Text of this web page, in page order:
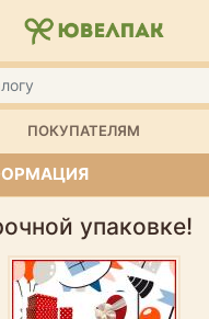
ПОКУПАТЕЛЯМ
упаковке!